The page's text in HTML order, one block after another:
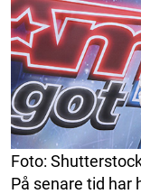
Foto:
På senare tid har